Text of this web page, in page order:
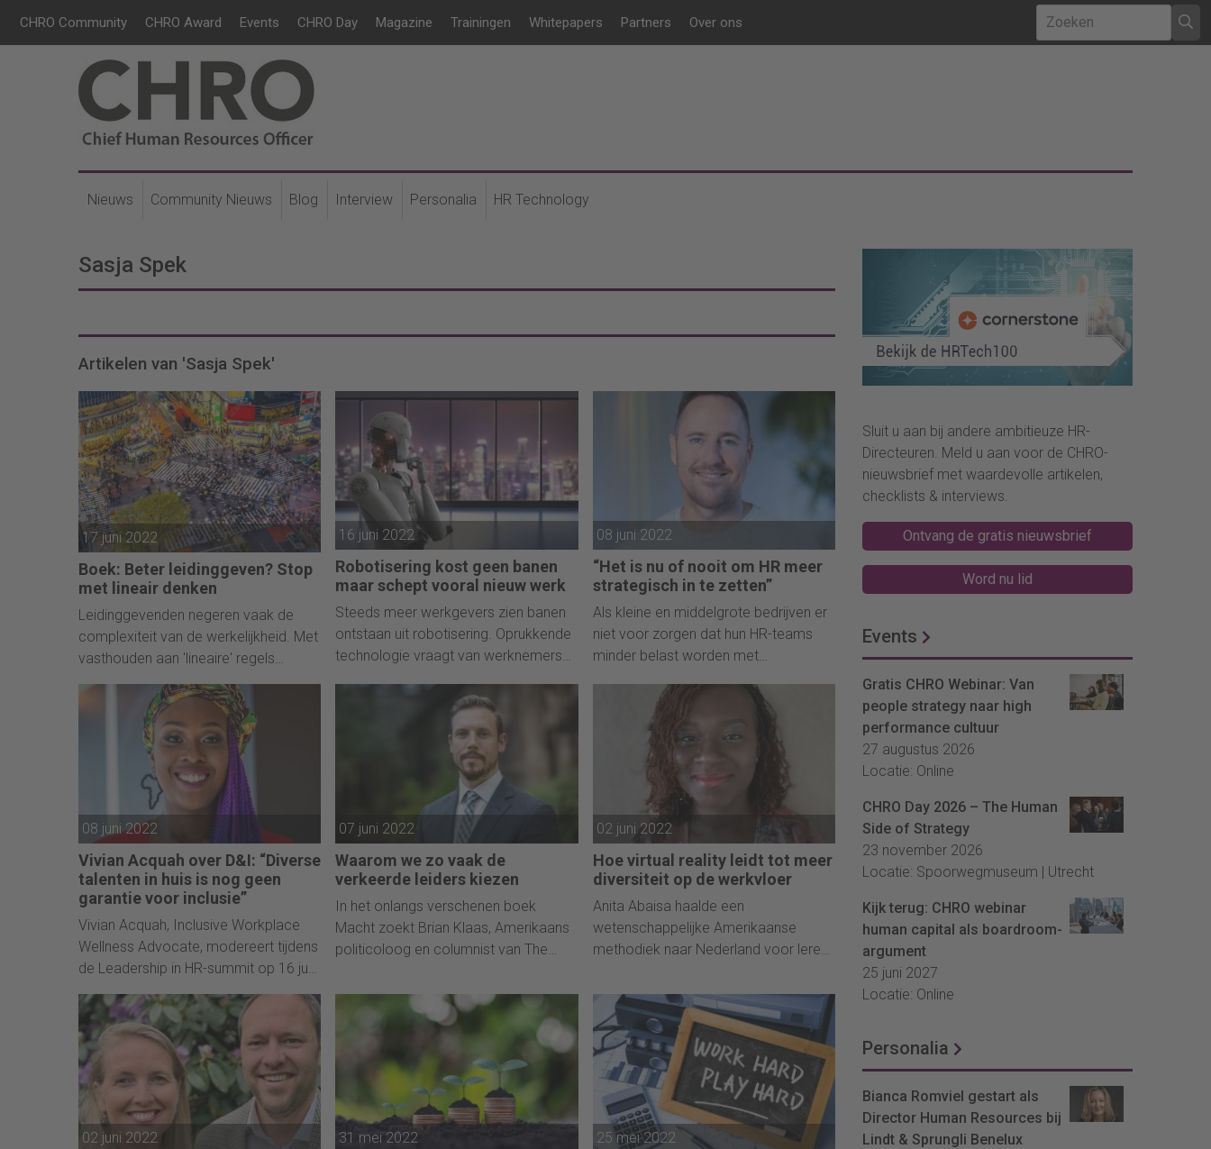
CHRO Community CHRO Award Events CHRO Day Magazine Trainingen Whitepapers Partners Over ons
Nieuws Community Nieuws Blog Interview Personalia HR Technology
Sasja Spek
Artikelen van 'Sasja Spek'
17 juni 2022
Boek: Beter leidinggeven? Stop
met lineair denken
Leidinggevenden negeren vaak de
complexiteit van de werkelijkheid. Met
vasthouden aan 'lineaire' regels
werken zij ongewenst gedrag en
chaos in de hand.
16 juni 2022
Robotisering kost geen banen
maar schept vooral nieuw werk
Steeds meer werkgevers zien banen
ontstaan uit robotisering. Oprukkende
technologie vraagt van werknemers
08 juni 2022
“Het is nu of nooit om HR meer
strategisch in te zetten”
Als kleine en middelgrote bedrijven er
niet voor zorgen dat hun HR-teams
minder belast worden met
krijgen tot solide data voor hun
strategische beslissingen, zetten
bedrijven hun succes op het spel. Dat
stelt Ross Seychell, Chief People
Officer van Personio.
08 juni 2022
Vivian Acquah over D&I: “Diverse
talenten in huis is nog geen
garantie voor inclusie”
Vivian Acquah, Inclusive Workplace
Wellness Advocate, modereert tijdens
de Leadership in HR-summit op 16 juni
diversiteit, gelijkwaardigheid en
inclusie. Een bijzonder actueel
onderwerp, gezien de huidige krapte
op de arbeidsmarkt. "Het is tijd voor
actie in de taxi."
07 juni 2022
Waarom we zo vaak de
verkeerde leiders kiezen
In het onlangs verschenen boek
Macht zoekt Brian Klaas, Amerikaans
politicoloog en columnist van The
hoe het toch komt dat we zo vaak
slechte leiders kiezen.
02 juni 2022
Hoe virtual reality leidt tot meer
diversiteit op de werkvloer
Anita Abaisa haalde een
wetenschappelijke Amerikaanse
methodiek naar Nederland voor leren
met succes.
02 juni 2022 31 mei 2022 25 mei 2022
Sluit u aan bij andere ambitieuze HR-
Directeuren. Meld u aan voor de CHRO-
nieuwsbrief met waardevolle artikelen,
checklists & interviews.
Ontvang de gratis nieuwsbrief
Word nu lid
Events
Gratis CHRO Webinar: Van
people strategy naar high
performance cultuur
27 augustus 2026
Locatie: Online
CHRO Day 2026 – The Human
Side of Strategy
23 november 2026
Locatie: Spoorwegmuseum | Utrecht
Kijk terug: CHRO webinar
human capital als boardroom-
argument
25 juni 2027
Locatie: Online
Personalia
Bianca Romviel gestart als
Director Human Resources bij
Lindt & Sprungli Benelux